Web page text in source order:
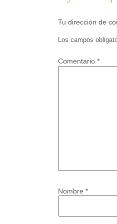
Tu dirección de
Los campos
Comentario *
Nombre *